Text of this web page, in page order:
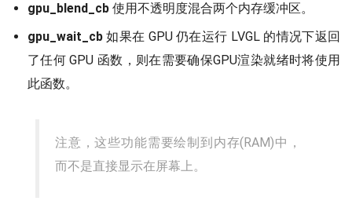
gpu_blend_cb 使用不透明度混合两个内存缓冲区。
gpu_wait_cb 如果在 GPU 仍在运行 LVGL 的情况下返回
了任何 GPU 函数，则在需要确保GPU渲染就绪时将使用
此函数。
注意，这些功能需要绘制到内存(RAM)中，
而不是直接显示在屏幕上。